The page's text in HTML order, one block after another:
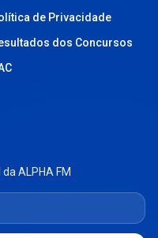
de Privacidade
dos Concursos
ALPHA FM